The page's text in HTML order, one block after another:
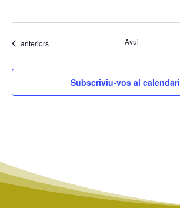
Esdeveniments
anteriors Avui
Subscriviu-vos al calendari